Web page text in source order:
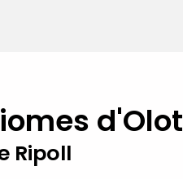
d'Olot
Ripoll